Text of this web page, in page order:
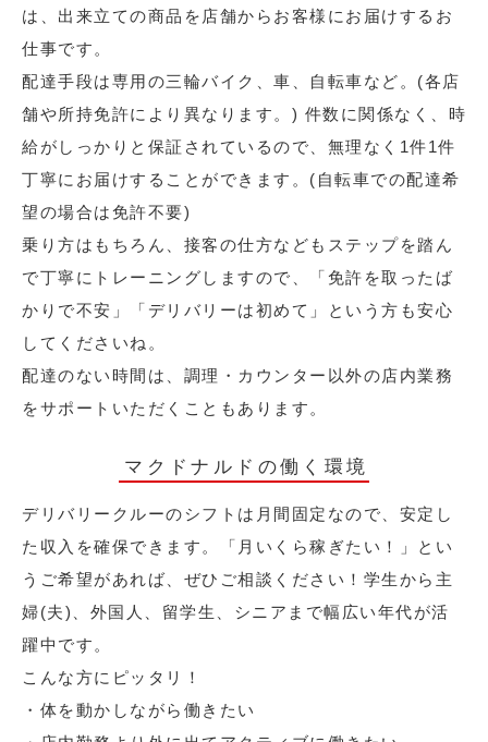
は、出来立ての商品を店舗からお客様にお届けするお
仕事です。
配達手段は専用の三輪バイク、車、自転車など。(各店
舗や所持免許により異なります。) 件数に関係なく、時
給がしっかりと保証されているので、無理なく1件1件
丁寧にお届けすることができます。(自転車での配達希
望の場合は免許不要)
乗り方はもちろん、接客の仕方などもステップを踏ん
で丁寧にトレーニングしますので、「免許を取ったば
かりで不安」「デリバリーは初めて」という方も安心
してくださいね。
配達のない時間は、調理・カウンター以外の店内業務
をサポートいただくこともあります。
マクドナルドの働く環境
デリバリークルーのシフトは月間固定なので、安定し
た収入を確保できます。「月いくら稼ぎたい！」とい
うご希望があれば、ぜひご相談ください！学生から主
婦(夫)、外国人、留学生、シニアまで幅広い年代が活
躍中です。
こんな方にピッタリ！
・体を動かしながら働きたい